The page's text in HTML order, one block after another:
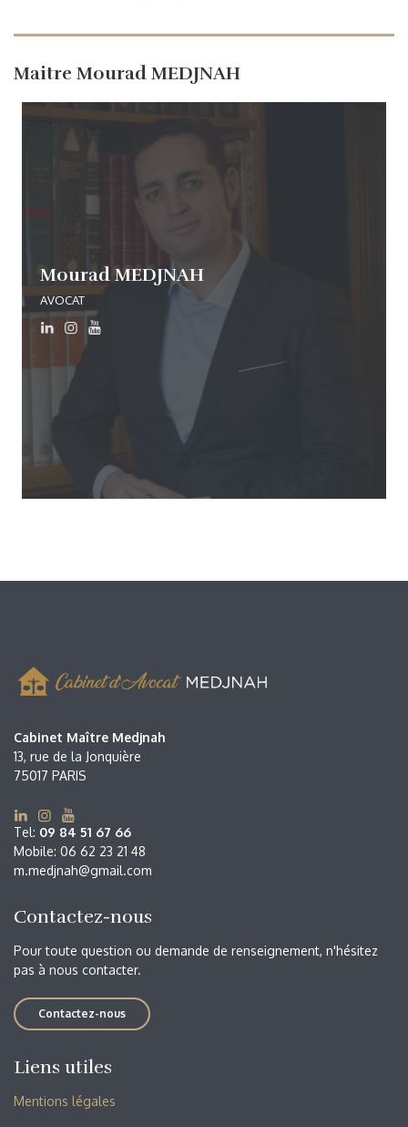
Maitre Mourad MEDJNAH
Mourad MEDJNAH
AVOCAT
Cabinet Maître Medjnah
13, rue de la Jonquière
75017 PARIS
Tel: 09 84 51 67 66
Mobile: 06 62 23 21 48
m.medjnah@gmail.com
Contactez-nous
Pour toute question ou demande de renseignement, n'hésitez
pas à nous contacter.
Contactez-nous
Liens utiles
Mentions légales